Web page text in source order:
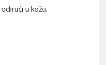
u kožu.